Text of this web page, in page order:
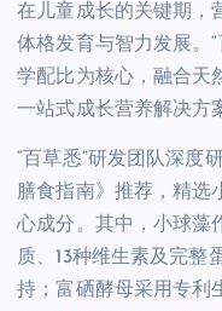
在儿童成长的关键期，
体格发育与智力发展。
学配比为核心，融合天
一站式成长营养解决方
“百草悉”研发团队深度
膳食指南》推荐，精选
心成分。其中，小球藻
质、13种维生素及完整
持；富硒酵母采用专利